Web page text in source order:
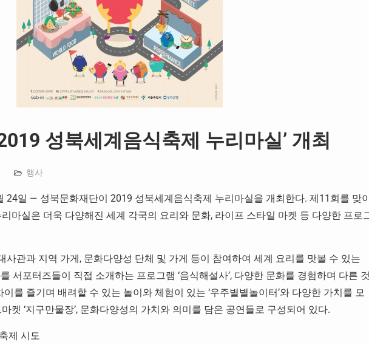
성북세계음식축제 누리마실’ 개최
행사
24일 — 성북문화재단이 2019 성북세계음식축제 누리마실을 개최한다. 제11회를 맞
마실은 더욱 다양해진 세계 각국의 요리와 문화, 라이프 스타일 마켓 등 다양한 프로
사관과 지역 가게, 문화다양성 단체 및 가게 등이 참여하여 세계 요리를 맛볼 수 있는
서포터즈들이 직접 소개하는 프로그램 ‘음식해설사’, 다양한 문화를 경험하며 다른
를 즐기며 배려할 수 있는 놀이와 체험이 있는 ‘우주별별놀이터’와 다양한 가치를 모
켓 ‘지구만물장’, 문화다양성의 가치와 의미를 담은 공연들로 구성되어 있다.
제 시도